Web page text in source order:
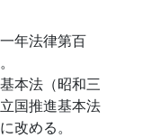
年法律第百
本法（昭和三
国推進基本法
改める。